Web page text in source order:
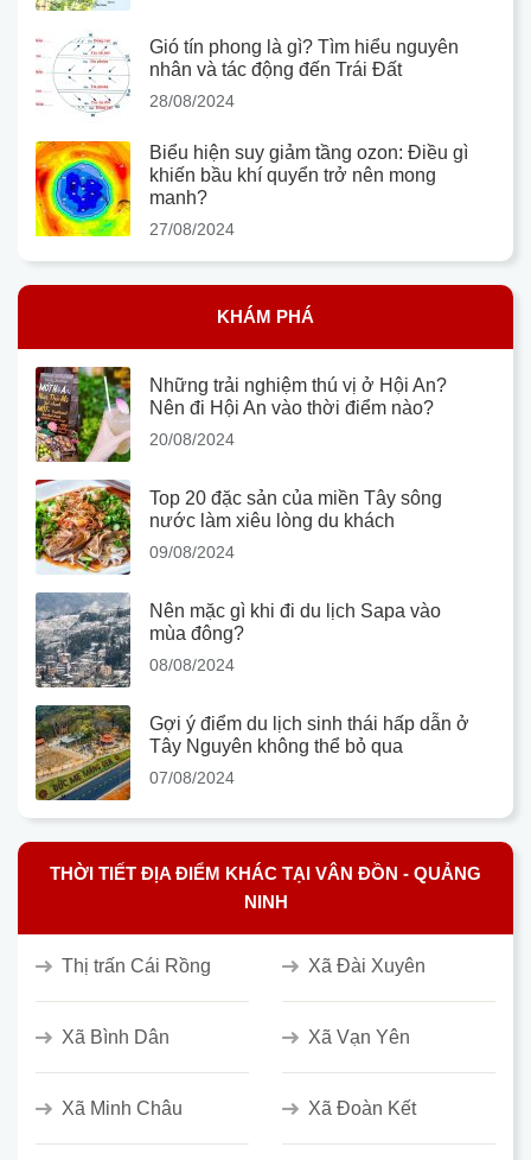
Gió tín phong là gì? Tìm hiểu nguyên
nhân và tác động đến Trái Đất
28/08/2024
Biểu hiện suy giảm tầng ozon: Điều gì
khiến bầu khí quyển trở nên mong
manh?
27/08/2024
KHÁM PHÁ
Những trải nghiệm thú vị ở Hội An?
Nên đi Hội An vào thời điểm nào?
20/08/2024
Top 20 đặc sản của miền Tây sông
nước làm xiêu lòng du khách
09/08/2024
Nên mặc gì khi đi du lịch Sapa vào
mùa đông?
08/08/2024
Gợi ý điểm du lịch sinh thái hấp dẫn ở
Tây Nguyên không thể bỏ qua
07/08/2024
THỜI TIẾT ĐỊA ĐIỂM KHÁC TẠI VÂN ĐỒN - QUẢNG
NINH
Thị trấn Cái Rồng Xã Đài Xuyên
Xã Bình Dân Xã Vạn Yên
Xã Minh Châu Xã Đoàn Kết